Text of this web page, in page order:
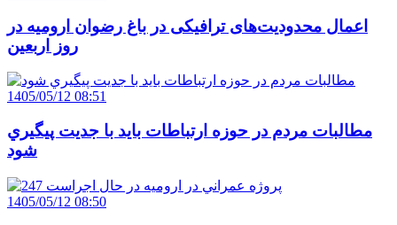
اعمال محدودیت‌های ترافیکی در باغ رضوان ارومیه در
روز اربعین
1405/05/12 08:51
مطالبات مردم در حوزه ارتباطات بايد با جديت پيگيري
شود
1405/05/12 08:50